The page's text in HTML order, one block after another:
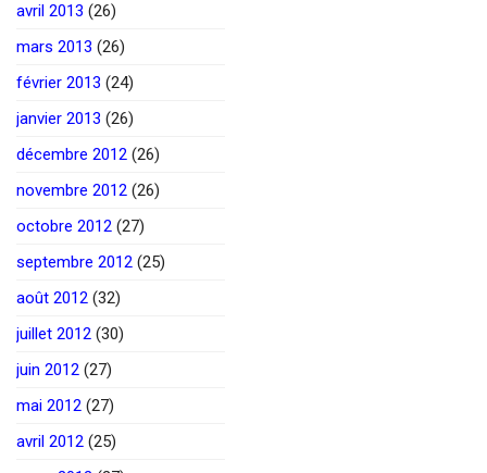
avril 2013 (26)
mars 2013 (26)
février 2013 (24)
janvier 2013 (26)
décembre 2012 (26)
novembre 2012 (26)
octobre 2012 (27)
septembre 2012 (25)
août 2012 (32)
juillet 2012 (30)
juin 2012 (27)
mai 2012 (27)
avril 2012 (25)